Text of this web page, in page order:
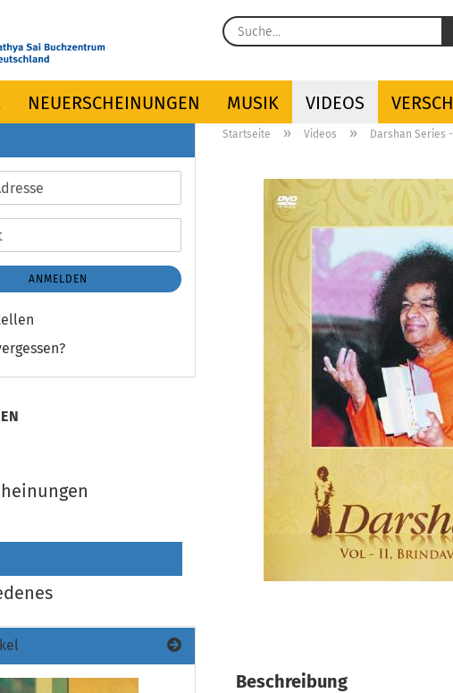
NEUERSCHEINUNGEN MUSIK VIDEOS
Startseite » Videos » Darshan Series
Beschreibung
ANMELDEN